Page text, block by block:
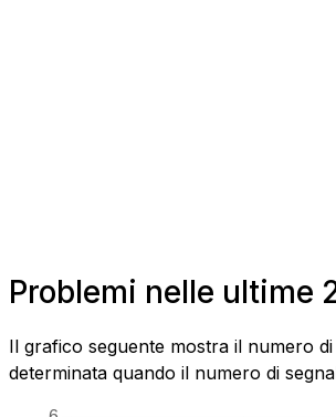
Problemi nelle ultime
Il grafico seguente mostra il numero
determinata quando il numero di